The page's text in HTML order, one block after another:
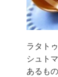
ラタト
シュト
あるも